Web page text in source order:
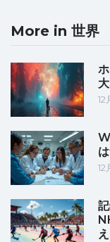
More in 世界
12
12